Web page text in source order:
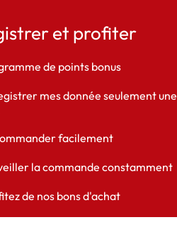
et profiter
de points bonus
mes donnée seulement une
facilement
la commande constamment
de nos bons d'achat